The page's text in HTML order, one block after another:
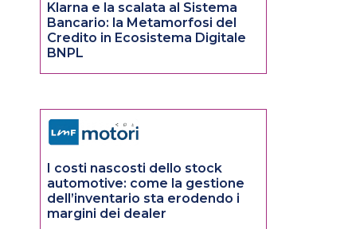
Klarna e la scalata al Sistema
Bancario: la Metamorfosi del
Credito in Ecosistema Digitale
BNPL
I costi nascosti dello stock
automotive: come la gestione
dell’inventario sta erodendo i
margini dei dealer